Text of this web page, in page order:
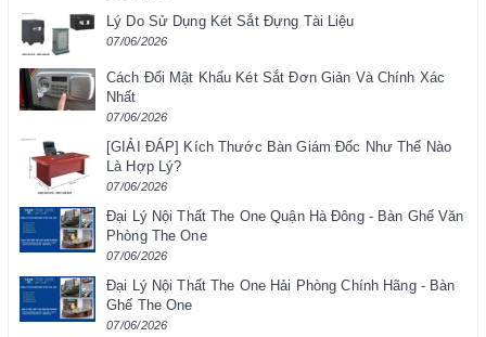
Lý Do Sử Dụng Két Sắt Đựng Tài Liệu
07/06/2026
Cách Đổi Mật Khẩu Két Sắt Đơn Giản Và Chính Xác
Nhất
07/06/2026
[GIẢI ĐÁP] Kích Thước Bàn Giám Đốc Như Thế Nào
Là Hợp Lý?
07/06/2026
Đại Lý Nội Thất The One Quận Hà Đông - Bàn Ghế Văn
Phòng The One
07/06/2026
Đại Lý Nội Thất The One Hải Phòng Chính Hãng - Bàn
Ghế The One
07/06/2026